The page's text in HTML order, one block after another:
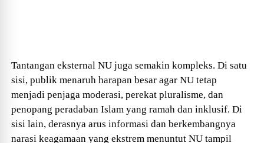
Tantangan eksternal NU juga semakin kompleks. Di satu
sisi, publik menaruh harapan besar agar NU tetap
menjadi penjaga moderasi, perekat pluralisme, dan
penopang peradaban Islam yang ramah dan inklusif. Di
sisi lain, derasnya arus informasi dan berkembangnya
narasi keagamaan yang ekstrem menuntut NU tampil